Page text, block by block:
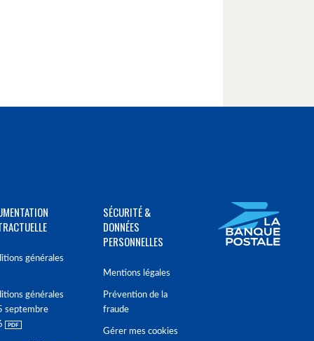
générales
générales
septembre
SÉCURITÉ &
DONNÉES
PERSONNELLES
Mentions légales
Prévention de la
fraude
Gérer mes cookies